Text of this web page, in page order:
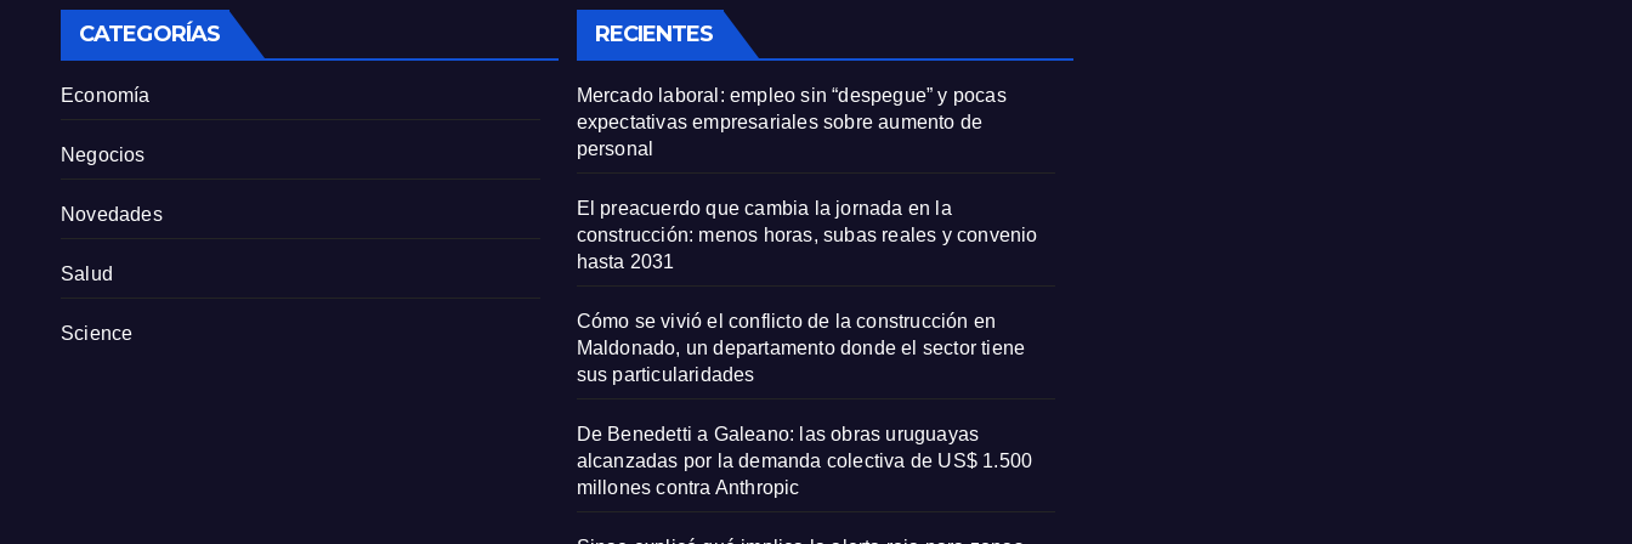
CATEGORÍAS
Economía
Negocios
Novedades
Salud
Science
RECIENTES
Mercado laboral: empleo sin “despegue” y pocas
expectativas empresariales sobre aumento de
personal
El preacuerdo que cambia la jornada en la
construcción: menos horas, subas reales y convenio
hasta 2031
Cómo se vivió el conflicto de la construcción en
Maldonado, un departamento donde el sector tiene
sus particularidades
De Benedetti a Galeano: las obras uruguayas
alcanzadas por la demanda colectiva de US$ 1.500
millones contra Anthropic